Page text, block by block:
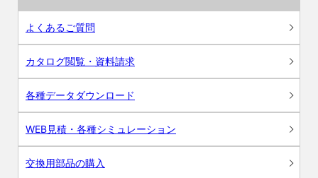
よくあるご質問
カタログ閲覧・資料請求
各種データダウンロード
WEB見積・各種シミュレーション
交換用部品の購入